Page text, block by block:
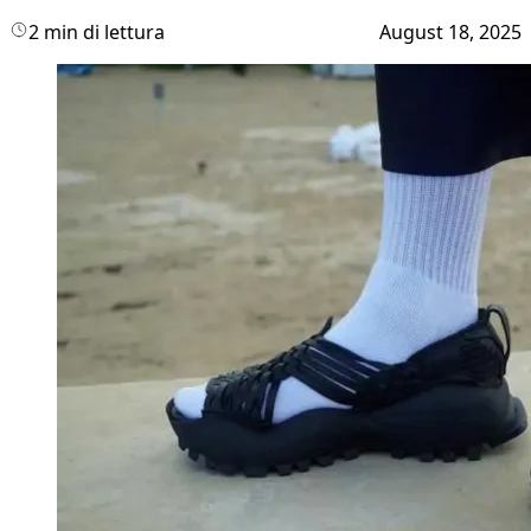
2 min di lettura August 18, 2025